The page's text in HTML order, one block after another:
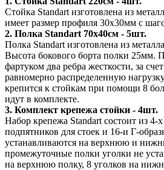
Стойка Standart изготовлена из
имеет размер профиля 30х30мм с
2. Полка Standart 70х40см - 5шт.
Полка Standart изготовлена из
Высота бокового борта полки 25мм.
фартуком два ребра жесткости, за
равномерно распределенную
крепится к стойкам при помощи 8
идут в комплекте.
3. Комплект крепежа стойки - 4шт.
Набор крепежа Standart состоит из 4-
подпятников для стоек и 16-и Г-
устанавливаются на верхнюю и
промежуточные полки уголки не
на верхнюю полку, 8 уголков на